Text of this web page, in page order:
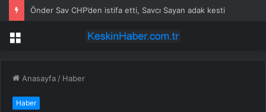
Önder Sav CHP’den istifa etti, Savcı Sayan adak kesti
Menü
Anasayfa / Haber
Haber